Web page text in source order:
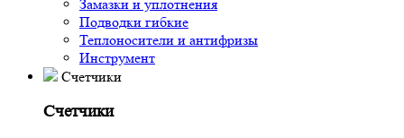
Замазки и уплотнения
Подводки гибкие
Теплоносители и антифризы
Инструмент
Счетчики
Счетчики